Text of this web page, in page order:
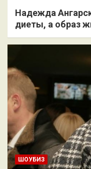
Надежда
диеты, а образ
ШОУБИЗ